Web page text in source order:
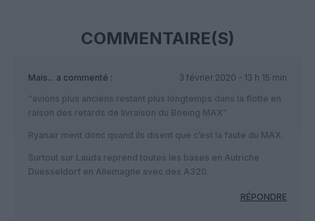
COMMENTAIRE(S)
Mais... a commenté :
3 février 2020 - 13 h 15 min
“avions plus anciens restant plus longtemps dans la flotte en
raison des retards de livraison du Boeing MAX”
Ryanair ment donc quand ils disent que c’est la faute du MAX.
Surtout sur Lauda reprend toutes les bases en Autriche
Duesseldorf en Allemagne avec des A320.
RÉPONDRE